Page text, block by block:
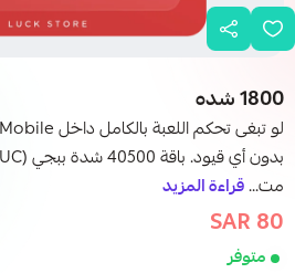
1800 شده
مت...قراءة المزيد
80 SAR
متوفر